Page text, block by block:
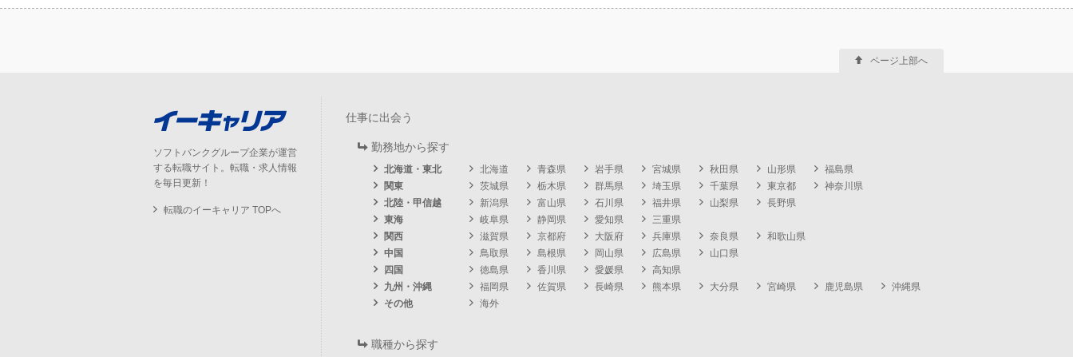
ソフトバンクグループ企業が運営
する転職サイト。転職・求人情報
を毎日更新！
転職のイーキャリア TOPへ
仕事に出会う
勤務地から探す
北海道・東北 北海道 青森県 岩手県 宮城県 秋田県 山形県
福島県
関東
茨城県 栃木県 群馬県 埼玉県 千葉県 東京都
神奈川県
北陸・甲信越
新潟県 富山県 石川県 福井県 山梨県
長野県
東海
岐阜県 静岡県 愛知県
三重県
関西
滋賀県 京都府 大阪府 兵庫県 奈良県
和歌山県
中国
鳥取県 島根県 岡山県 広島県
山口県
四国
徳島県 香川県 愛媛県
高知県
九州・沖縄
福岡県 佐賀県 長崎県 熊本県 大分県 宮崎県 鹿児島県
沖縄県
その他
海外
職種から探す
ページ上部へ